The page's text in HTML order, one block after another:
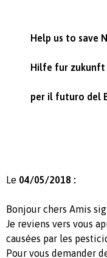
Help us to save
Hilfe fur zukunft
per il futuro del
Le 04/05/2018 :
Bonjour chers Amis
Je reviens vers vous
causées par les
Pour vous demander